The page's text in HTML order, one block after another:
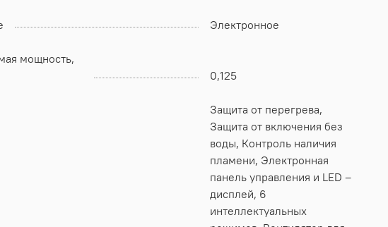
Электронное
мощность,
0,125
Защита от перегрева,
Защита от включения без
воды, Контроль наличия
пламени, Электронная
панель управления и LED –
дисплей, 6
интеллектуальных